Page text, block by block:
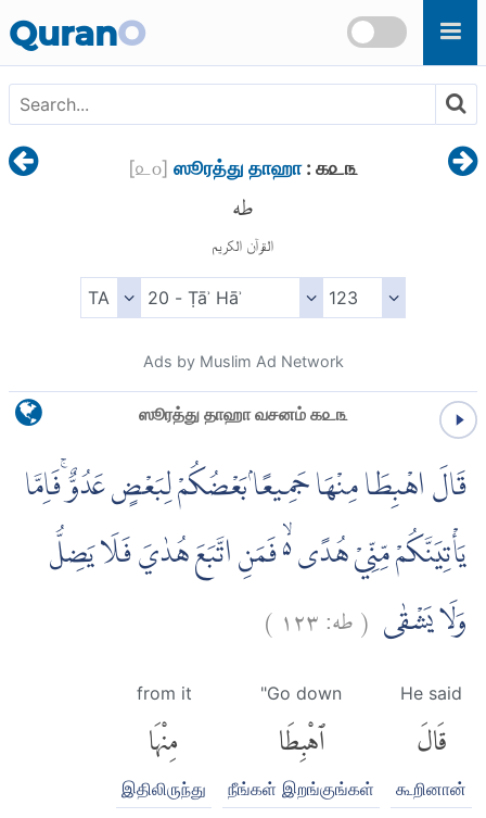
QuranO
[௨௦] ஸூரத்து தாஹா: ௧௨௩
طه
القرآن الكريم
Ads by Muslim Ad Network
ஸூரத்து தாஹா வசனம் ௧௨௩
قَالَ اهْبِطَا مِنْهَا جَمِيعًاۢ بَعْضُكُمْ لِبَعْضٍ عَدُوٌّ ۚفَاِمَّا
يَأْتِيَنَّكُمْ مِّنِّيْ هُدًى ەۙ فَمَنِ اتَّبَعَ هُدٰيَ فَلَا يَضِلُّ
وَلَا يَشْقٰى (طه:١٢٣ )
He said
قَالَ
கூறினான்
"Go down
ٱهْبِطَا
நீங்கள் இறங்குங்கள்
from it
مِنْهَا
இதிலிருந்து